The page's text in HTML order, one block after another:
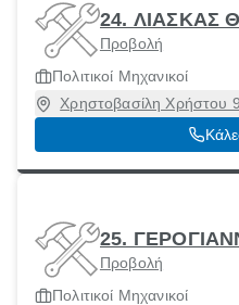
24. ΛΙΑΣΚΑΣ
Προβολή
Πολιτικοί Μηχανικοί
Χρηστοβασίλη Χρήστου
25.
Προβολή
Πολιτικοί Μηχανικοί